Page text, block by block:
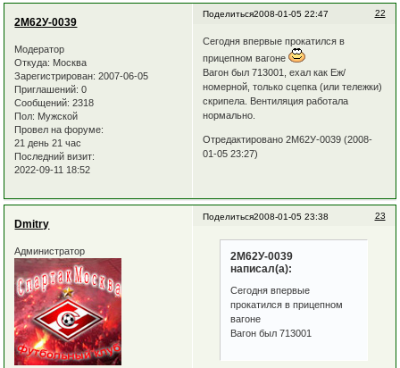
Поделиться 22
2008-01-05 22:47
2М62У-0039
Модератор
Откуда: Москва
Зарегистрирован: 2007-06-05
Приглашений: 0
Сообщений: 2318
Пол: Мужской
Провел на форуме:
21 день 21 час
Последний визит:
2022-09-11 18:52
Сегодня впервые прокатился в
прицепном вагоне
Вагон был 713001, ехал как Еж/
номерной, только сцепка (или тележки)
скрипела. Вентиляция работала
нормально.
Отредактировано 2М62У-0039 (2008-
01-05 23:27)
Поделиться 23
2008-01-05 23:38
Dmitry
Администратор
2М62У-0039
написал(а):
Сегодня впервые
прокатился в прицепном
вагоне
Вагон был 713001